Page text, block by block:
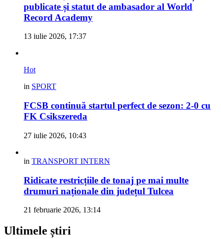
publicate și statut de ambasador al World
Record Academy
13 iulie 2026, 17:37
Hot
in SPORT
FCSB continuă startul perfect de sezon: 2-0 cu
FK Csikszereda
27 iulie 2026, 10:43
in TRANSPORT INTERN
Ridicate restricțiile de tonaj pe mai multe
drumuri naționale din județul Tulcea
21 februarie 2026, 13:14
Ultimele știri